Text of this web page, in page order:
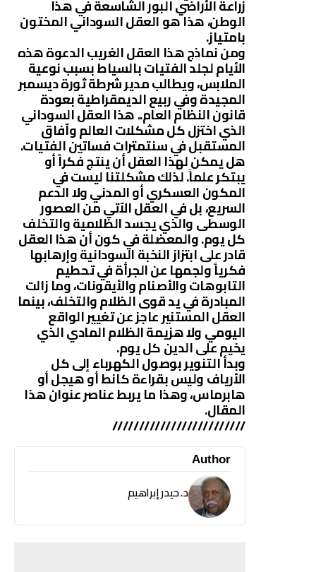
زراعة الأراضي البور الشاسعة في هذا
الوطن، هذا هو العقل السوداني المختون
بامتياز.
ومن نماذج هذا العقل الغريب الدعوة هذه
الأيام لجلد الفتيات بالسياط بسبب نوعية
الملابس، ويطالب مدير شرطة ثورة ديسمبر
المجيدة وفي ربيع الديمقراطية بعودة
قانون النظام العام.. هذا العقل السوداني
الذي اختزل كل مشكلات العالم وآفاق
المستقبل في سنتمترات فساتين الفتيات.
هل يمكن لهذا العقل أن ينتج فكراً أو
يبتكر علماً. لذلك مشكلتنا ليست في
المكون العسكري أو المدني ولا الدعم
السريع، بل في العقل الآتي من العصور
الوسطى والذي يجسد الظلامية والتخلف
كل يوم. والمعضلة في كون أن هذا العقل
قادر على ابتزاز النخبة السودانية وإرهابها
فكرياً ولجمها عن الجرأة في تحطيم
التابوهات والأصنام والأيقونات، وما زالت
المبادرة في يد قوى الظلام والتخلف، بينما
العقل المستنير عاجز عن تغيير الواقع
اليومي ولا هزيمة الظلام المادي الذي
يخيم على الدين كل يوم.
وبدأ التنوير بوصول الكهرباء إلى كل
الأرياف وليس بقراءة كانط أو هيجل أو
هابرماس، وهذا ما يربط عناصر عنوان هذا
المقال.
/////////////////////////
Author
د. حيدر إبراهيم